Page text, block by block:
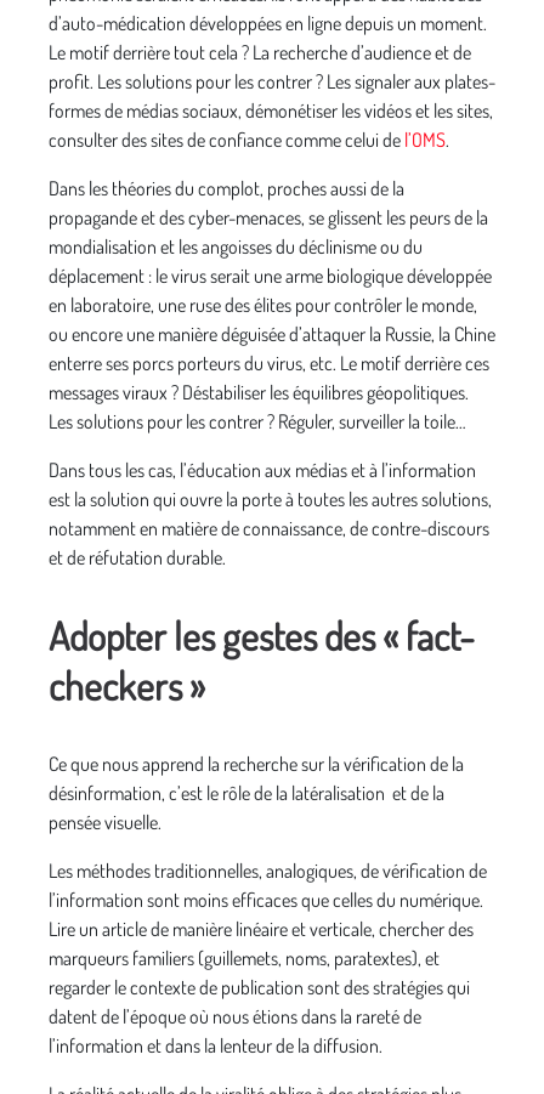
d’auto-médication développées en ligne depuis un moment.
Le motif derrière tout cela ? La recherche d’audience et de
profit. Les solutions pour les contrer ? Les signaler aux plates-
formes de médias sociaux, démonétiser les vidéos et les sites,
consulter des sites de confiance comme celui de l’OMS.
Dans les théories du complot, proches aussi de la
propagande et des cyber-menaces, se glissent les peurs de la
mondialisation et les angoisses du déclinisme ou du
déplacement : le virus serait une arme biologique développée
en laboratoire, une ruse des élites pour contrôler le monde,
ou encore une manière déguisée d’attaquer la Russie, la Chine
enterre ses porcs porteurs du virus, etc. Le motif derrière ces
messages viraux ? Déstabiliser les équilibres géopolitiques.
Les solutions pour les contrer ? Réguler, surveiller la toile…
Dans tous les cas, l’éducation aux médias et à l’information
est la solution qui ouvre la porte à toutes les autres solutions,
notamment en matière de connaissance, de contre-discours
et de réfutation durable.
Adopter les gestes des « fact-
checkers »
Ce que nous apprend la recherche sur la vérification de la
désinformation, c’est le rôle de la latéralisation et de la
pensée visuelle.
Les méthodes traditionnelles, analogiques, de vérification de
l’information sont moins efficaces que celles du numérique.
Lire un article de manière linéaire et verticale, chercher des
marqueurs familiers (guillemets, noms, paratextes), et
regarder le contexte de publication sont des stratégies qui
datent de l’époque où nous étions dans la rareté de
l’information et dans la lenteur de la diffusion.